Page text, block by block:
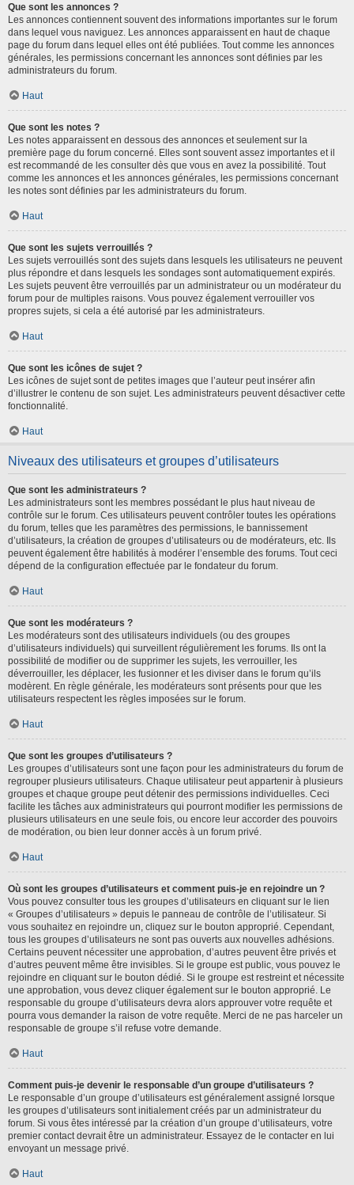
Que sont les annonces ?
Les annonces contiennent souvent des informations importantes sur le forum
dans lequel vous naviguez. Les annonces apparaissent en haut de chaque
page du forum dans lequel elles ont été publiées. Tout comme les annonces
générales, les permissions concernant les annonces sont définies par les
administrateurs du forum.
Haut
Que sont les notes ?
Les notes apparaissent en dessous des annonces et seulement sur la
première page du forum concerné. Elles sont souvent assez importantes et il
est recommandé de les consulter dès que vous en avez la possibilité. Tout
comme les annonces et les annonces générales, les permissions concernant
les notes sont définies par les administrateurs du forum.
Haut
Que sont les sujets verrouillés ?
Les sujets verrouillés sont des sujets dans lesquels les utilisateurs ne peuvent
plus répondre et dans lesquels les sondages sont automatiquement expirés.
Les sujets peuvent être verrouillés par un administrateur ou un modérateur du
forum pour de multiples raisons. Vous pouvez également verrouiller vos
propres sujets, si cela a été autorisé par les administrateurs.
Haut
Que sont les icônes de sujet ?
Les icônes de sujet sont de petites images que l’auteur peut insérer afin
d’illustrer le contenu de son sujet. Les administrateurs peuvent désactiver cette
fonctionnalité.
Haut
Niveaux des utilisateurs et groupes d’utilisateurs
Que sont les administrateurs ?
Les administrateurs sont les membres possédant le plus haut niveau de
contrôle sur le forum. Ces utilisateurs peuvent contrôler toutes les opérations
du forum, telles que les paramètres des permissions, le bannissement
d’utilisateurs, la création de groupes d’utilisateurs ou de modérateurs, etc. Ils
peuvent également être habilités à modérer l’ensemble des forums. Tout ceci
dépend de la configuration effectuée par le fondateur du forum.
Haut
Que sont les modérateurs ?
Les modérateurs sont des utilisateurs individuels (ou des groupes
d’utilisateurs individuels) qui surveillent régulièrement les forums. Ils ont la
possibilité de modifier ou de supprimer les sujets, les verrouiller, les
déverrouiller, les déplacer, les fusionner et les diviser dans le forum qu’ils
modèrent. En règle générale, les modérateurs sont présents pour que les
utilisateurs respectent les règles imposées sur le forum.
Haut
Que sont les groupes d’utilisateurs ?
Les groupes d’utilisateurs sont une façon pour les administrateurs du forum de
regrouper plusieurs utilisateurs. Chaque utilisateur peut appartenir à plusieurs
groupes et chaque groupe peut détenir des permissions individuelles. Ceci
facilite les tâches aux administrateurs qui pourront modifier les permissions de
plusieurs utilisateurs en une seule fois, ou encore leur accorder des pouvoirs
de modération, ou bien leur donner accès à un forum privé.
Haut
Où sont les groupes d’utilisateurs et comment puis-je en rejoindre un ?
Vous pouvez consulter tous les groupes d’utilisateurs en cliquant sur le lien
« Groupes d’utilisateurs » depuis le panneau de contrôle de l’utilisateur. Si
vous souhaitez en rejoindre un, cliquez sur le bouton approprié. Cependant,
tous les groupes d’utilisateurs ne sont pas ouverts aux nouvelles adhésions.
Certains peuvent nécessiter une approbation, d’autres peuvent être privés et
d’autres peuvent même être invisibles. Si le groupe est public, vous pouvez le
rejoindre en cliquant sur le bouton dédié. Si le groupe est restreint et nécessite
une approbation, vous devez cliquer également sur le bouton approprié. Le
responsable du groupe d’utilisateurs devra alors approuver votre requête et
pourra vous demander la raison de votre requête. Merci de ne pas harceler un
responsable de groupe s’il refuse votre demande.
Haut
Comment puis-je devenir le responsable d’un groupe d’utilisateurs ?
Le responsable d’un groupe d’utilisateurs est généralement assigné lorsque
les groupes d’utilisateurs sont initialement créés par un administrateur du
forum. Si vous êtes intéressé par la création d’un groupe d’utilisateurs, votre
premier contact devrait être un administrateur. Essayez de le contacter en lui
envoyant un message privé.
Haut